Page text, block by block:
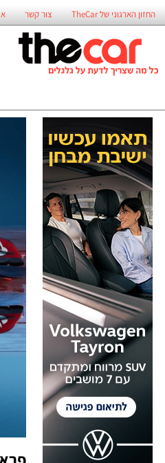
החזון הארגוני של TheCar צור קשר